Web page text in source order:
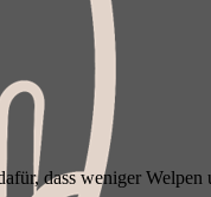
dass weniger